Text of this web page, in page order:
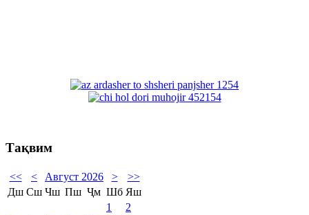
Тақвим
<< < Август 2026 >
>>
Дш Сш Чш Пш Ҷм Шб Яш
1
2